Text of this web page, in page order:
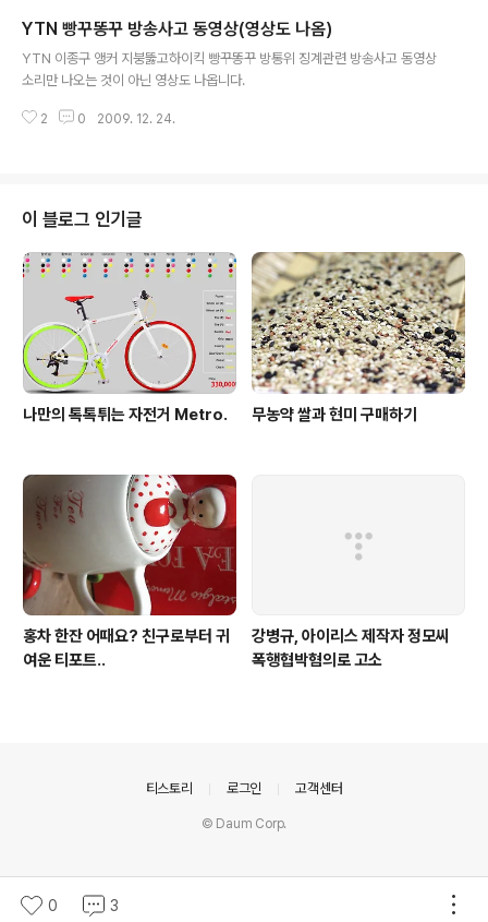
전히 인기를 얻고 있는 유재석과 남자의 자격으로 재기에
성공한 이경규와 함께 1박2일 강호동의 치열한 접전을 예
상했다. 하지만 결과는 1박2일의 강호동이었다. 사실 한개
유일하지 않을까 생각된다. 아무리 재미있는 프로그램이라
YTN 빵꾸똥꾸 방송사고 동영상(영상도 나옴)
YTN 이종구 앵커 지붕뚫고하이킥 빵꾸똥꾸 방통위 징계관련 방송사고 동영상
소리만 나오는 것이 아닌 영상도 나옵니다.
2 0 2009. 12. 24.
이 블로그 인기글
나만의 톡톡튀는 자전거 Metro. 무농약 쌀과 현미 구매하기
홍차 한잔 어때요? 친구로부터 귀
여운 티포트..
강병규, 아이리스 제작자 정모씨
폭행협박혐의로 고소
0 3
티스토리 로그인 고객센터
© Daum Corp.